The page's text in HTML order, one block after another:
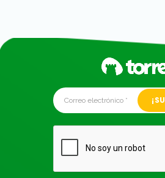
Alternative: